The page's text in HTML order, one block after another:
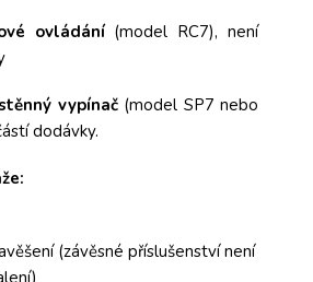
ovládání(model RC7), není
vypínač(model SP7 nebo
dodávky.
(závěsné příslušenství není